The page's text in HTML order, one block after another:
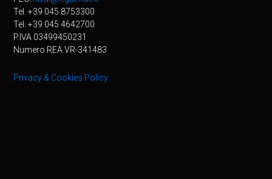
Tel. +39 045 8753300
Tel. +39 045 4642700
P.IVA 03499450231
Numero REA VR-341483
Privacy & Cookies Policy